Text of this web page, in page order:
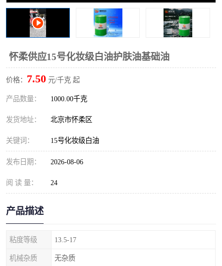
怀柔供应15号化妆级白油护肤油基础油
价格： 7.50 元/千克 起
产品数量： 1000.00千克
发货地址： 北京市怀柔区
关键词： 15号化妆级白油
发布日期： 2026-08-06
阅 读 量： 24
产品描述
粘度等级 13.5-17
机械杂质 无杂质